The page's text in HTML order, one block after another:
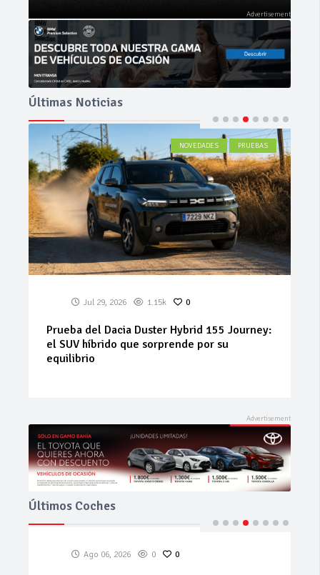
Últimas Noticias
ACTUALIDAD
Jul 27, 2026 528 0
Neumáticos de ocasión: la alternativa
inteligente para ahorrar sin renunciar a la
seguridad
Últimos Coches